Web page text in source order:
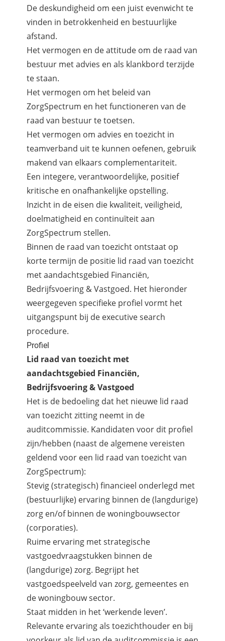
De deskundigheid om een juist evenwicht te
vinden in betrokkenheid en bestuurlijke
afstand.
Het vermogen en de attitude om de raad van
bestuur met advies en als klankbord terzijde
te staan.
Het vermogen om het beleid van
ZorgSpectrum en het functioneren van de
raad van bestuur te toetsen.
Het vermogen om advies en toezicht in
teamverband uit te kunnen oefenen, gebruik
makend van elkaars complementariteit.
Een integere, verantwoordelijke, positief
kritische en onafhankelijke opstelling.
Inzicht in de eisen die kwaliteit, veiligheid,
doelmatigheid en continuïteit aan
ZorgSpectrum stellen.
Binnen de raad van toezicht ontstaat op
korte termijn de positie lid raad van toezicht
met aandachtsgebied Financiën,
Bedrijfsvoering & Vastgoed. Het hieronder
weergegeven specifieke profiel vormt het
uitgangspunt bij de executive search
procedure.
Profiel
Lid raad van toezicht met
aandachtsgebied Financiën,
Bedrijfsvoering & Vastgoed
Het is de bedoeling dat het nieuwe lid raad
van toezicht zitting neemt in de
auditcommissie. Kandidaten voor dit profiel
zijn/hebben (naast de algemene vereisten
geldend voor een lid raad van toezicht van
ZorgSpectrum):
Stevig (strategisch) financieel onderlegd met
(bestuurlijke) ervaring binnen de (langdurige)
zorg en/of binnen de woningbouwsector
(corporaties).
Ruime ervaring met strategische
vastgoedvraagstukken binnen de
(langdurige) zorg. Begrijpt het
vastgoedspeelveld van zorg, gemeentes en
de woningbouw sector.
Staat midden in het ‘werkende leven’.
Relevante ervaring als toezichthouder en bij